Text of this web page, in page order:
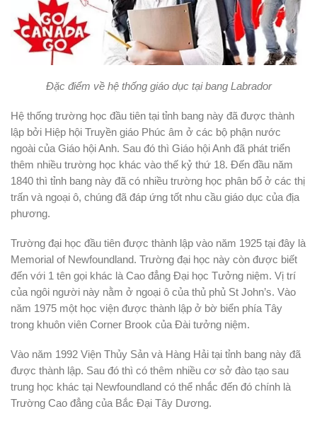
Đặc điểm về hệ thống giáo dục tại bang Labrador
Hệ thống trường học đầu tiên tại tỉnh bang này đã được thành
lập bởi Hiệp hội Truyền giáo Phúc âm ở các bộ phận nước
ngoài của Giáo hội Anh. Sau đó thì Giáo hội Anh đã phát triển
thêm nhiều trường học khác vào thế kỷ thứ 18. Đến đầu năm
1840 thì tỉnh bang này đã có nhiều trường học phân bổ ở các thị
trấn và ngoại ô, chúng đã đáp ứng tốt nhu cầu giáo dục của địa
phương.
Trường đại học đầu tiên được thành lập vào năm 1925 tại đây là
Memorial of Newfoundland. Trường đại học này còn được biết
đến với 1 tên gọi khác là Cao đẳng Đại học Tưởng niệm. Vị trí
của ngôi người này nằm ở ngoại ô của thủ phủ St John’s. Vào
năm 1975 một học viện được thành lập ở bờ biển phía Tây
trong khuôn viên Corner Brook của Đài tưởng niệm.
Vào năm 1992 Viện Thủy Sản và Hàng Hải tại tỉnh bang này đã
được thành lập. Sau đó thì có thêm nhiều cơ sở đào tạo sau
trung học khác tại Newfoundland có thể nhắc đến đó chính là
Trường Cao đẳng của Bắc Đại Tây Dương.